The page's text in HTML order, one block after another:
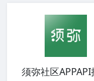
须弥社区APPAPI